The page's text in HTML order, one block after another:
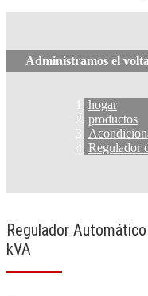
Administramos el
hogar
productos
Regulador
Regulador
kVA